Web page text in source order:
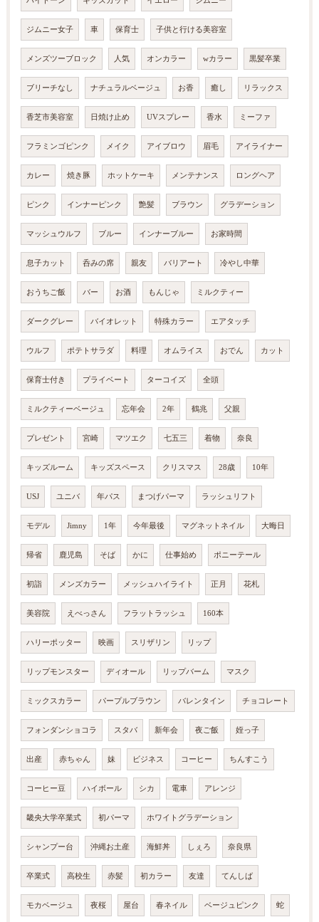
ジムニー女子 車 保育士 子供と行ける美容室
メンズツーブロック 人気 オンカラー wカラー 黒髪卒業
ブリーチなし ナチュラルベージュ お香 癒し リラックス
香芝市美容室 日焼け止め UVスプレー 香水 ミーファ
フラミンゴピンク メイク アイブロウ 眉毛 アイライナー
カレー 焼き豚 ホットケーキ メンテナンス ロングヘア
ピンク インナーピンク 艶髪 ブラウン グラデーション
マッシュウルフ ブルー インナーブルー お家時間
息子カット 呑みの席 親友 バリアート 冷やし中華
おうちご飯 バー お酒 もんじゃ ミルクティー
ダークグレー バイオレット 特殊カラー エアタッチ
ウルフ ポテトサラダ 料理 オムライス おでん カット
保育士付き プライベート ターコイズ 全頭
ミルクティーベージュ 忘年会 2年 鶴兆 父親
プレゼント 宮崎 マツエク 七五三 着物 奈良
キッズルーム キッズスペース クリスマス 28歳 10年
USJ ユニバ 年パス まつげパーマ ラッシュリフト
モデル Jimny 1年 今年最後 マグネットネイル 大晦日
帰省 鹿児島 そば かに 仕事始め ポニーテール
初詣 メンズカラー メッシュハイライト 正月 花札
美容院 えべっさん フラットラッシュ 160本
ハリーポッター 映画 スリザリン リップ
リップモンスター ディオール リップバーム マスク
ミックスカラー パープルブラウン バレンタイン チョコレート
フォンダンショコラ スタバ 新年会 夜ご飯 姪っ子
出産 赤ちゃん 妹 ビジネス コーヒー ちんすこう
コーヒー豆 ハイボール シカ 電車 アレンジ
畿央大学卒業式 初パーマ ホワイトグラデーション
シャンプー台 沖縄お土産 海鮮丼 しぇろ 奈良県
卒業式 高校生 赤髪 初カラー 友達 てんしば
モカベージュ 夜桜 屋台 春ネイル ベージュピンク 蛇